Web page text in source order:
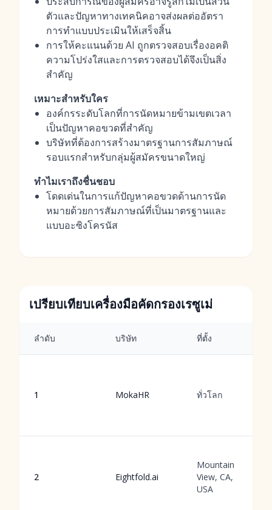
ตัวและปัญหาทางเทคนิคอาจส่งผลต่ออัตรา
การทำแบบประเมินให้เสร็จสิ้น
การให้คะแนนด้วย AI ถูกตรวจสอบเรื่องอคติ
ความโปร่งใสและการตรวจสอบได้จึงเป็นสิ่ง
สำคัญ
เหมาะสำหรับใคร
องค์กรระดับโลกที่การนัดหมายข้ามเขตเวลา
เป็นปัญหาคอขวดที่สำคัญ
บริษัทที่ต้องการสร้างมาตรฐานการสัมภาษณ์
รอบแรกสำหรับกลุ่มผู้สมัครขนาดใหญ่
ทำไมเราถึงชื่นชอบ
โดดเด่นในการแก้ปัญหาคอขวดด้านการนัด
หมายด้วยการสัมภาษณ์ที่เป็นมาตรฐานและ
แบบอะซิงโครนัส
เปรียบเทียบเครื่องมือคัดกรองเรซูเม่
ลำดับ บริษัท ที่ตั้ง
1 MokaHR ทั่วโลก
2 Eightfold.ai
Mountain
View, CA,
USA